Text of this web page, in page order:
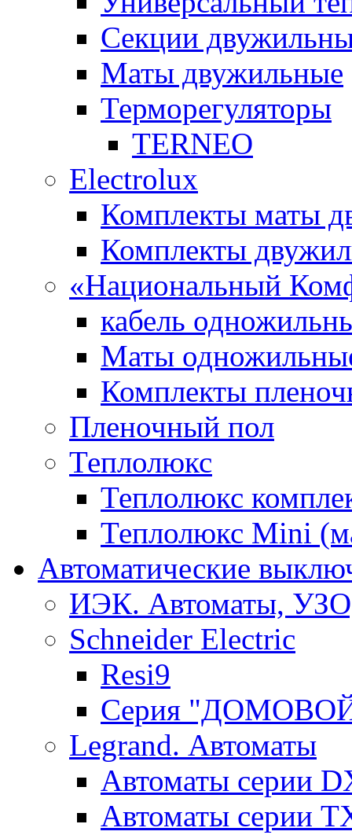
Секции
Маты двужильные
Терморегуляторы
TERNEO
Electrolux
Комплекты маты
Комплекты
«Национальный
кабель
Маты
Комплекты
Пленочный пол
Теплолюкс
Теплолюкс
Теплолюкс Mini
Автоматические
ИЭК. Автоматы,
Schneider Electric
Resi9
Серия
Legrand. Автоматы
Автоматы серии
Автоматы серии